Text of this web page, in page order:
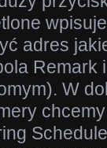
adres
W